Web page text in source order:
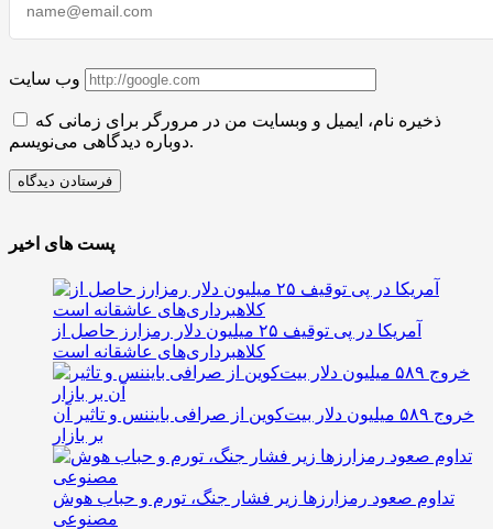
وب سایت
ذخیره نام، ایمیل و وبسایت من در مرورگر برای زمانی که
دوباره دیدگاهی می‌نویسم.
پست های اخیر
آمریکا در پی توقیف ۲۵ میلیون دلار رمزارز حاصل از
کلاهبرداری‌های عاشقانه است
خروج ۵۸۹ میلیون دلار بیت‌کوین از صرافی بایننس و تاثیر آن
بر بازار
تداوم صعود رمزارزها زیر فشار جنگ، تورم و حباب هوش
مصنوعی